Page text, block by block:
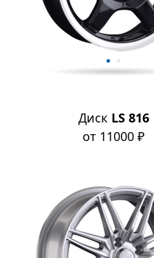
Диск LS 816
от 11000 ₽